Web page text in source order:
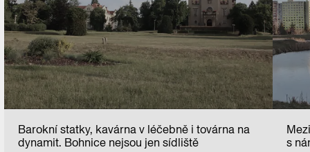
Barokní statky, kavárna v léčebně i továrna na
dynamit. Bohnice nejsou jen sídliště
s